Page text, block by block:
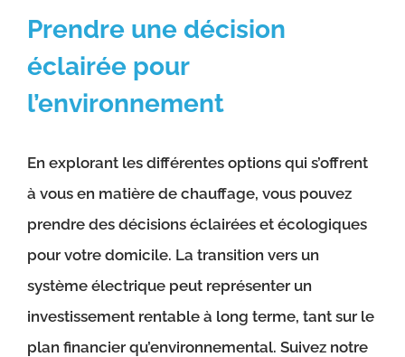
Prendre une décision
éclairée pour
l’environnement
En explorant les différentes options qui s’offrent
à vous en matière de chauffage, vous pouvez
prendre des décisions éclairées et écologiques
pour votre domicile. La transition vers un
système électrique peut représenter un
investissement rentable à long terme, tant sur le
plan financier qu’environnemental. Suivez notre